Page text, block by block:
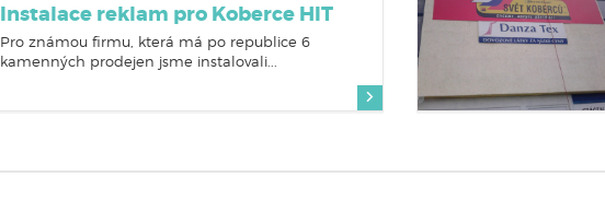
Instalace reklam pro Koberce HIT
Pro známou firmu, která má po republice 6
kamenných prodejen jsme instalovali...